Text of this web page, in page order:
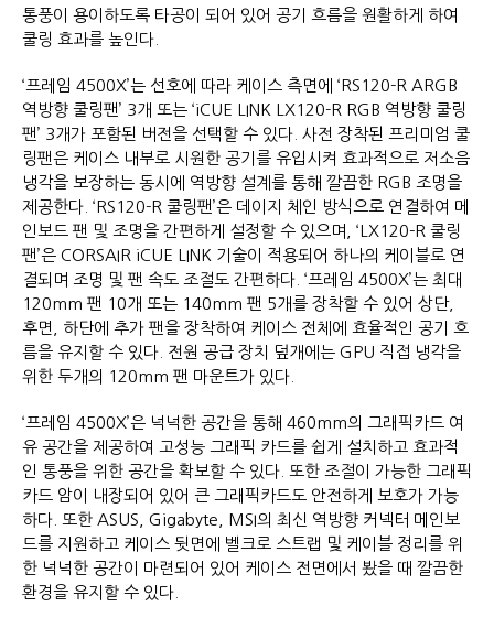
통풍이 용이하도록 타공이 되어 있어 공기 흐름을 원활하게 하여
쿨링 효과를 높인다.
‘프레임 4500X’는 선호에 따라 케이스 측면에 ‘RS120-R ARGB
역방향 쿨링팬’ 3개 또는 ‘iCUE LINK LX120-R RGB 역방향 쿨링
팬’ 3개가 포함된 버전을 선택할 수 있다. 사전 장착된 프리미엄 쿨
링팬은 케이스 내부로 시원한 공기를 유입시켜 효과적으로 저소음
냉각을 보장하는 동시에 역방향 설계를 통해 깔끔한 RGB 조명을
제공한다. ‘RS120-R 쿨링팬’은 데이지 체인 방식으로 연결하여 메
인보드 팬 및 조명을 간편하게 설정할 수 있으며, ‘LX120-R 쿨링
팬’은 CORSAIR iCUE LINK 기술이 적용되어 하나의 케이블로 연
결되며 조명 및 팬 속도 조절도 간편하다. ‘프레임 4500X’는 최대
120mm 팬 10개 또는 140mm 팬 5개를 장착할 수 있어 상단,
후면, 하단에 추가 팬을 장착하여 케이스 전체에 효율적인 공기 흐
름을 유지할 수 있다. 전원 공급 장치 덮개에는 GPU 직접 냉각을
위한 두개의 120mm 팬 마운트가 있다.
‘프레임 4500X’은 넉넉한 공간을 통해 460mm의 그래픽카드 여
유 공간을 제공하여 고성능 그래픽 카드를 쉽게 설치하고 효과적
인 통풍을 위한 공간을 확보할 수 있다. 또한 조절이 가능한 그래픽
카드 암이 내장되어 있어 큰 그래픽카드도 안전하게 보호가 가능
하다. 또한 ASUS, Gigabyte, MSI의 최신 역방향 커넥터 메인보
드를 지원하고 케이스 뒷면에 벨크로 스트랩 및 케이블 정리를 위
한 넉넉한 공간이 마련되어 있어 케이스 전면에서 봤을 때 깔끔한
환경을 유지할 수 있다.